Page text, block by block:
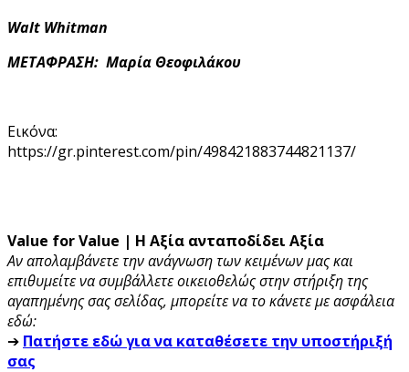
Walt Whitman
ΜΕΤΑΦΡΑΣΗ: Μαρία Θεοφιλάκου
Εικόνα:
https://gr.pinterest.com/pin/498421883744821137/
Value for Value | Η Αξία ανταποδίδει Αξία
Αν απολαμβάνετε την ανάγνωση των κειμένων μας και
επιθυμείτε να συμβάλλετε οικειοθελώς στην στήριξη της
αγαπημένης σας σελίδας, μπορείτε να το κάνετε με ασφάλεια
εδώ:
➔ Πατήστε εδώ για να καταθέσετε την υποστήριξή
σας